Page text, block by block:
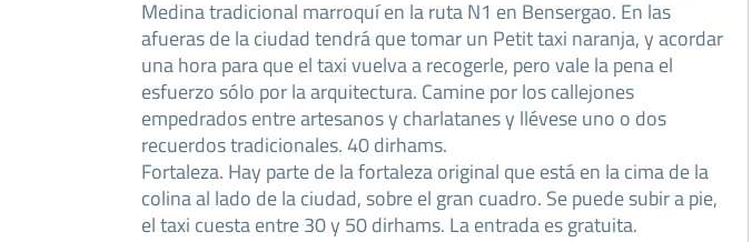
Medina tradicional marroquí en la ruta N1 en Bensergao. En las
afueras de la ciudad tendrá que tomar un Petit taxi naranja, y acordar
una hora para que el taxi vuelva a recogerle, pero vale la pena el
esfuerzo sólo por la arquitectura. Camine por los callejones
empedrados entre artesanos y charlatanes y llévese uno o dos
recuerdos tradicionales. 40 dirhams.
Fortaleza. Hay parte de la fortaleza original que está en la cima de la
colina al lado de la ciudad, sobre el gran cuadro. Se puede subir a pie,
el taxi cuesta entre 30 y 50 dirhams. La entrada es gratuita.